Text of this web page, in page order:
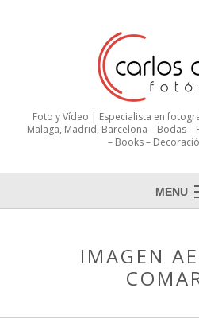
Foto y Vídeo | Especialista en
Malaga, Madrid, Barcelona – Bodas
– Books –
MENU
IMAGEN